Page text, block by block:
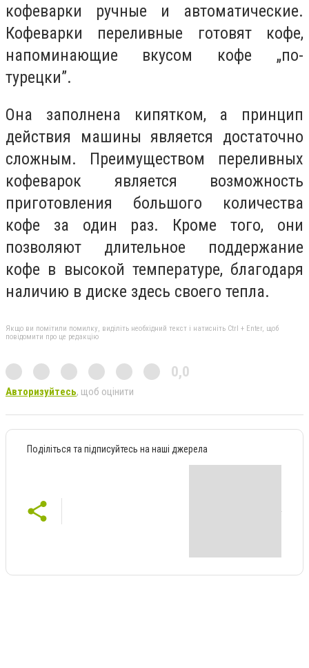
кофеварки ручные и автоматические.
Кофеварки переливные готовят кофе,
напоминающие вкусом кофе „по-
турецки”.
Она заполнена кипятком, а принцип
действия машины является достаточно
сложным. Преимуществом переливных
кофеварок является возможность
приготовления большого количества
кофе за один раз. Кроме того, они
позволяют длительное поддержание
кофе в высокой температуре, благодаря
наличию в диске здесь своего тепла.
Якщо ви помітили помилку, виділіть необхідний текст і натисніть Ctrl + Enter, щоб
повідомити про це редакцію
0,0
Авторизуйтесь, щоб оцінити
Поділіться та підписуйтесь на наші джерела